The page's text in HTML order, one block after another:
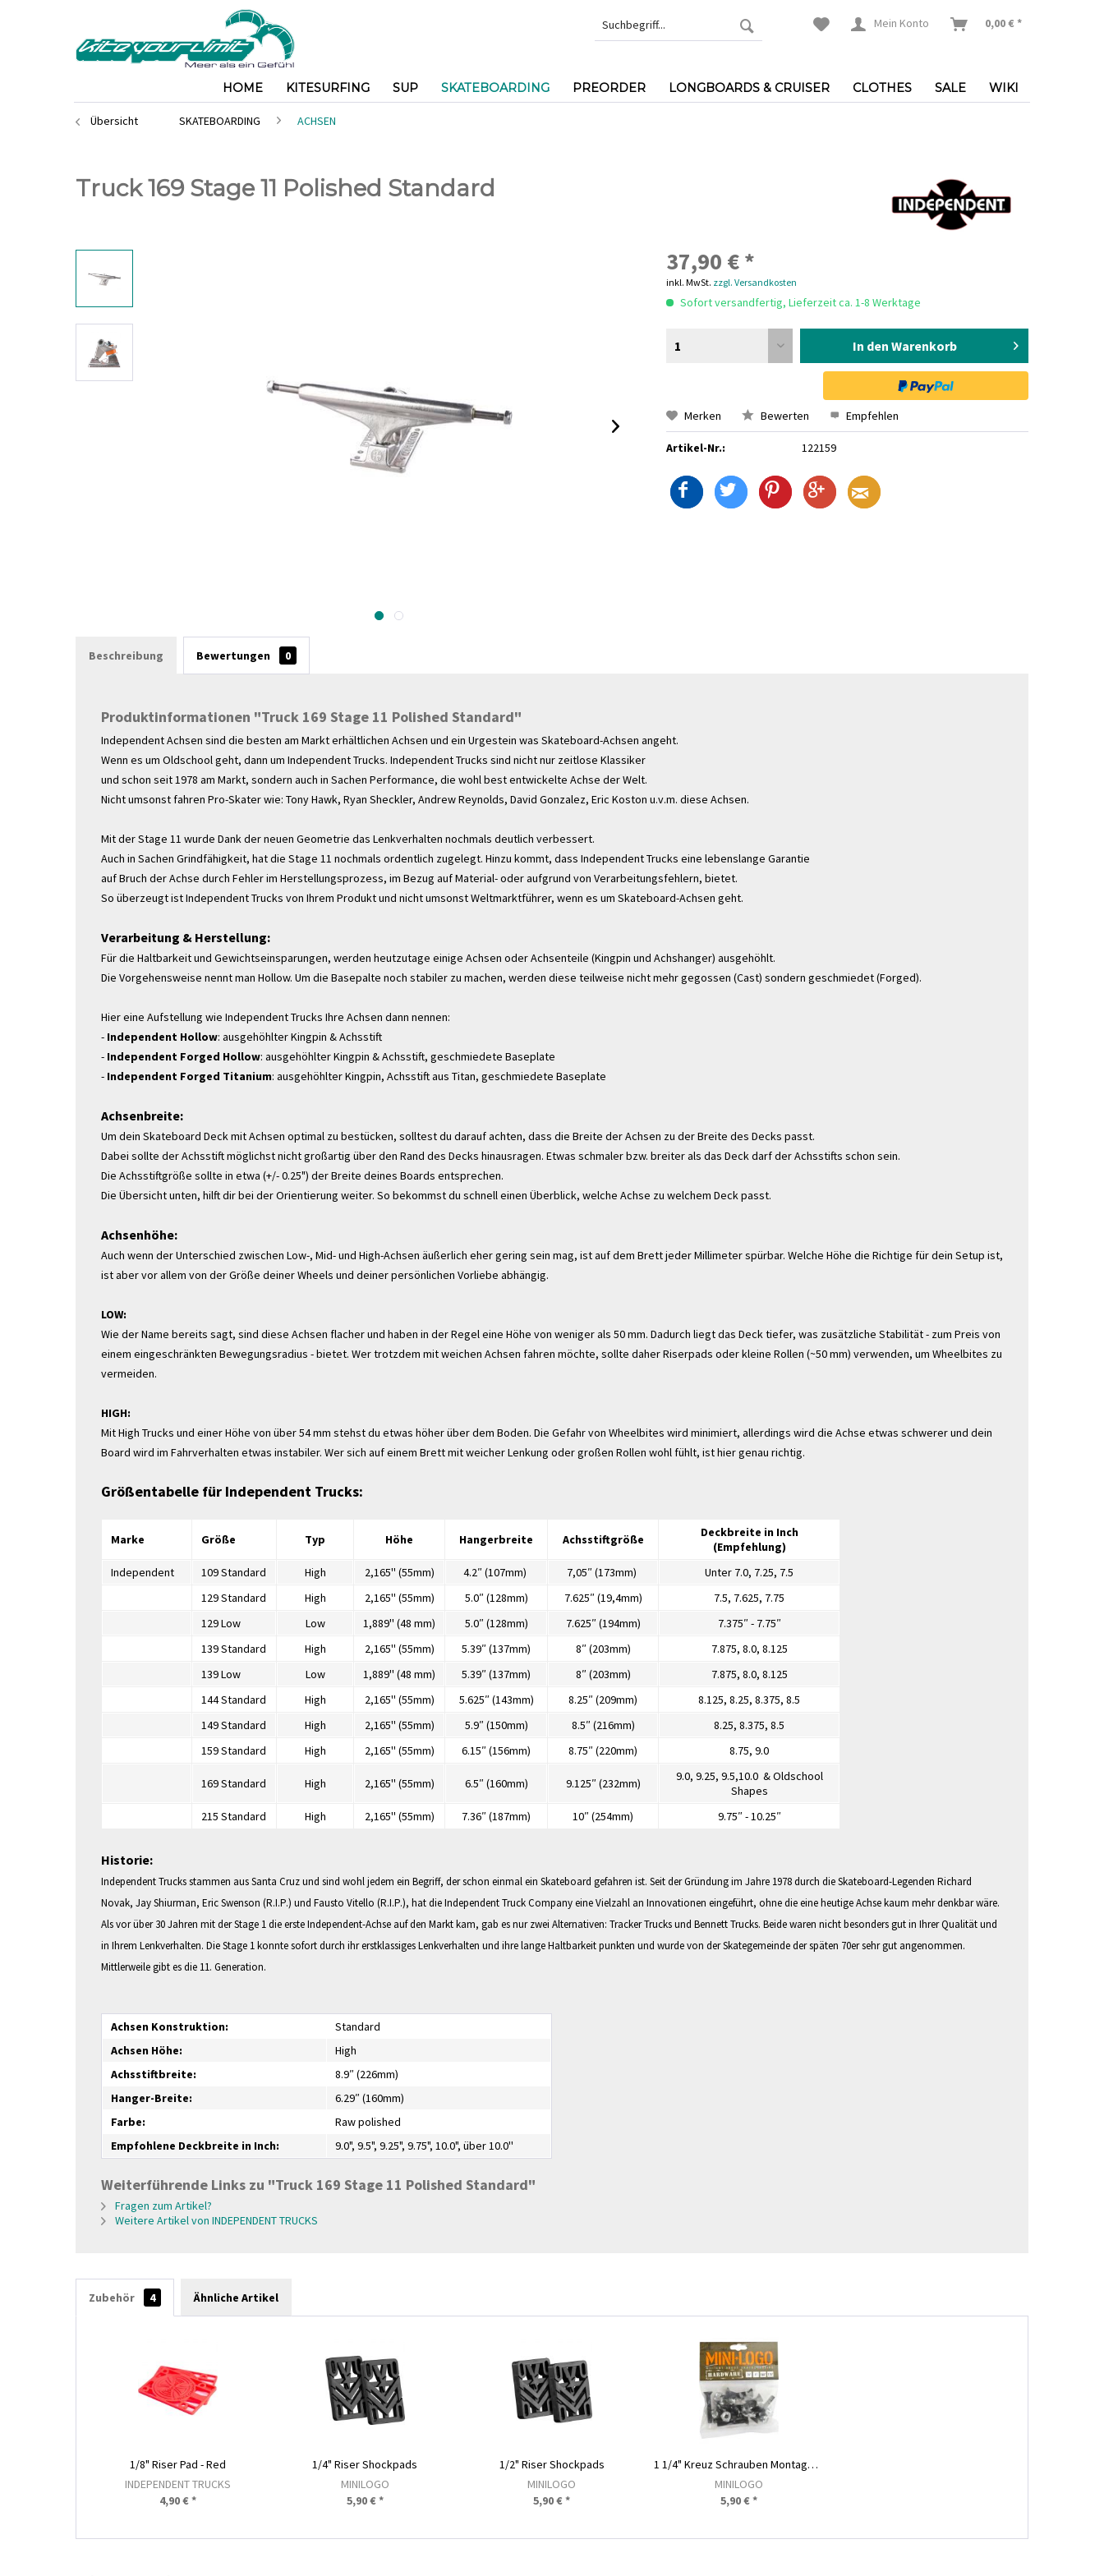
Mein Konto 0,00 € *
HOME KITESURFING SUP SKATEBOARDING PREORDER LONGBOARDS & CRUISER CLOTHES SALE WIKI
Übersicht SKATEBOARDING ACHSEN
Truck 169 Stage 11 Polished Standard
37,90 € *
inkl. MwSt. zzgl. Versandkosten
Sofort versandfertig, Lieferzeit ca. 1-8 Werktage
1 In den Warenkorb
Merken Bewerten Empfehlen
Artikel-Nr.: 122159
Beschreibung Bewertungen 0
Produktinformationen "Truck 169 Stage 11 Polished Standard"
Independent Achsen sind die besten am Markt erhältlichen Achsen und ein Urgestein was Skateboard-Achsen angeht.
Wenn es um Oldschool geht, dann um Independent Trucks. Independent Trucks sind nicht nur zeitlose Klassiker
und schon seit 1978 am Markt, sondern auch in Sachen Performance, die wohl best entwickelte Achse der Welt.
Nicht umsonst fahren Pro-Skater wie: Tony Hawk, Ryan Sheckler, Andrew Reynolds, David Gonzalez, Eric Koston u.v.m. diese Achsen.
Mit der Stage 11 wurde Dank der neuen Geometrie das Lenkverhalten nochmals deutlich verbessert.
Auch in Sachen Grindfähigkeit, hat die Stage 11 nochmals ordentlich zugelegt. Hinzu kommt, dass Independent Trucks eine lebenslange Garantie
auf Bruch der Achse durch Fehler im Herstellungsprozess, im Bezug auf Material- oder aufgrund von Verarbeitungsfehlern, bietet.
So überzeugt ist Independent Trucks von Ihrem Produkt und nicht umsonst Weltmarktführer, wenn es um Skateboard-Achsen geht.
Verarbeitung & Herstellung:
Für die Haltbarkeit und Gewichtseinsparungen, werden heutzutage einige Achsen oder Achsenteile (Kingpin und Achshanger) ausgehöhlt.
Die Vorgehensweise nennt man Hollow. Um die Basepalte noch stabiler zu machen, werden diese teilweise nicht mehr gegossen (Cast) sondern geschmiedet (Forged).
Hier eine Aufstellung wie Independent Trucks Ihre Achsen dann nennen:
- Independent Hollow: ausgehöhlter Kingpin & Achsstift
- Independent Forged Hollow: ausgehöhlter Kingpin & Achsstift, geschmiedete Baseplate
- Independent Forged Titanium: ausgehöhlter Kingpin, Achsstift aus Titan, geschmiedete Baseplate
Achsenbreite:
Um dein Skateboard Deck mit Achsen optimal zu bestücken, solltest du darauf achten, dass die Breite der Achsen zu der Breite des Decks passt.
Dabei sollte der Achsstift möglichst nicht großartig über den Rand des Decks hinausragen. Etwas schmaler bzw. breiter als das Deck darf der Achsstifts schon sein.
Die Achsstiftgröße sollte in etwa (+/- 0.25") der Breite deines Boards entsprechen.
Die Übersicht unten, hilft dir bei der Orientierung weiter. So bekommst du schnell einen Überblick, welche Achse zu welchem Deck passt.
Achsenhöhe:
Auch wenn der Unterschied zwischen Low-, Mid- und High-Achsen äußerlich eher gering sein mag, ist auf dem Brett jeder Millimeter spürbar. Welche Höhe die Richtige für dein Setup ist,
ist aber vor allem von der Größe deiner Wheels und deiner persönlichen Vorliebe abhängig.
LOW:
Wie der Name bereits sagt, sind diese Achsen flacher und haben in der Regel eine Höhe von weniger als 50 mm. Dadurch liegt das Deck tiefer, was zusätzliche Stabilität - zum Preis von
einem eingeschränkten Bewegungsradius - bietet. Wer trotzdem mit weichen Achsen fahren möchte, sollte daher Riserpads oder kleine Rollen (~50 mm) verwenden, um Wheelbites zu
vermeiden.
HIGH:
Mit High Trucks und einer Höhe von über 54 mm stehst du etwas höher über dem Boden. Die Gefahr von Wheelbites wird minimiert, allerdings wird die Achse etwas schwerer und dein
Board wird im Fahrverhalten etwas instabiler. Wer sich auf einem Brett mit weicher Lenkung oder großen Rollen wohl fühlt, ist hier genau richtig.
Größentabelle für Independent Trucks:
Marke Größe Typ Höhe Hangerbreite Achsstiftgröße
Deckbreite in Inch
(Empfehlung)
Independent
109 Standard High 2,165'' (55mm) 4.2″ (107mm) 7,05″ (173mm)
Unter 7.0, 7.25, 7.5
129 Standard
High 2,165'' (55mm) 5.0″ (128mm) 7.625″ (19,4mm)
7.5, 7.625, 7.75
129 Low
Low 1,889'' (48 mm) 5.0″ (128mm) 7.625″ (194mm)
7.375″ - 7.75″
139 Standard
High 2,165'' (55mm) 5.39″ (137mm) 8″ (203mm)
7.875, 8.0, 8.125
139 Low
Low 1,889'' (48 mm) 5.39″ (137mm) 8″ (203mm)
7.875, 8.0, 8.125
144 Standard
High 2,165'' (55mm) 5.625″ (143mm) 8.25″ (209mm)
8.125, 8.25, 8.375, 8.5
149 Standard
High 2,165'' (55mm) 5.9″ (150mm) 8.5″ (216mm)
8.25, 8.375, 8.5
159 Standard
High 2,165'' (55mm) 6.15″ (156mm) 8.75″ (220mm) 8.75, 9.0
169 Standard High 2,165'' (55mm) 6.5″ (160mm) 9.125″ (232mm)
9.0, 9.25, 9.5,10.0 & Oldschool
Shapes
215 Standard
High 2,165'' (55mm) 7.36″ (187mm) 10″ (254mm) 9.75″ - 10.25″
Historie:
Independent Trucks stammen aus Santa Cruz und sind wohl jedem ein Begriff, der schon einmal ein Skateboard gefahren ist. Seit der Gründung im Jahre 1978 durch die Skateboard-Legenden Richard
Novak, Jay Shiurman, Eric Swenson (R.I.P.) und Fausto Vitello (R.I.P.), hat die Independent Truck Company eine Vielzahl an Innovationen eingeführt, ohne die eine heutige Achse kaum mehr denkbar wäre.
Als vor über 30 Jahren mit der Stage 1 die erste Independent-Achse auf den Markt kam, gab es nur zwei Alternativen: Tracker Trucks und Bennett Trucks. Beide waren nicht besonders gut in Ihrer Qualität und
in Ihrem Lenkverhalten. Die Stage 1 konnte sofort durch ihr erstklassiges Lenkverhalten und ihre lange Haltbarkeit punkten und wurde von der Skategemeinde der späten 70er sehr gut angenommen.
Mittlerweile gibt es die 11. Generation.
Achsen Konstruktion:
Standard
Achsen Höhe:
High
Achsstiftbreite:
8.9″ (226mm)
Hanger-Breite:
6.29″ (160mm)
Farbe:
Raw polished
Empfohlene Deckbreite in Inch:
9.0", 9.5", 9.25", 9.75", 10.0", über 10.0''
Weiterführende Links zu "Truck 169 Stage 11 Polished Standard"
Fragen zum Artikel?
Weitere Artikel von INDEPENDENT TRUCKS
Zubehör 4 Ähnliche Artikel
1/8" Riser Pad - Red
INDEPENDENT TRUCKS
4,90 € *
1/4" Riser Shockpads
MINILOGO
5,90 € *
1/2" Riser Shockpads
MINILOGO
5,90 € *
1 1/4" Kreuz Schrauben Montage Set
MINILOGO
5,90 € *